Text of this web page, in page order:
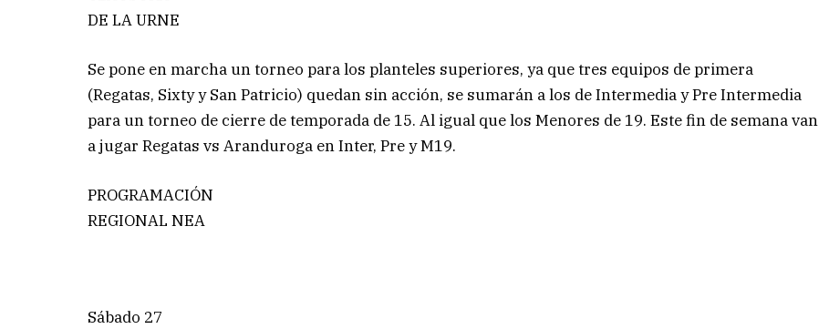
DE LA URNE
Se pone en marcha un torneo para los planteles superiores, ya que tres equipos de primera
(Regatas, Sixty y San Patricio) quedan sin acción, se sumarán a los de Intermedia y Pre Intermedia
para un torneo de cierre de temporada de 15. Al igual que los Menores de 19. Este fin de semana van
a jugar Regatas vs Aranduroga en Inter, Pre y M19.
PROGRAMACIÓN
REGIONAL NEA
Sábado 27